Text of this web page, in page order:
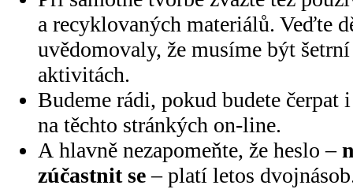
a recyklovaných materiálů. Veďte
uvědomovaly, že musíme být
aktivitách.
Budeme rádi, pokud budete čerpat
na těchto stránkých on-line.
A hlavně nezapomeňte, že heslo –
zúčastnit se– platí letos